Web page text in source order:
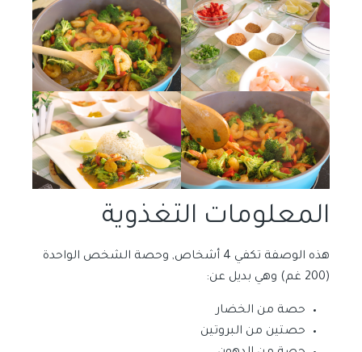
المعلومات التغذوية
هذه الوصفة تكفي 4 أشخاص, وحصة الشخص الواحدة
(200 غم) وهي بديل عن:
حصة من الخضار
حصتين من البروتين